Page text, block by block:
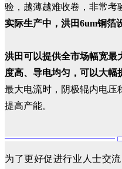
验，越薄越难收卷，非常考
实际生产中，洪田6um铜箔
洪田可以提供全市场幅宽最
度高、导电均匀，可以大幅
最大电流时，阴极辊内电压
提高产能。
为了更好促进行业人士交